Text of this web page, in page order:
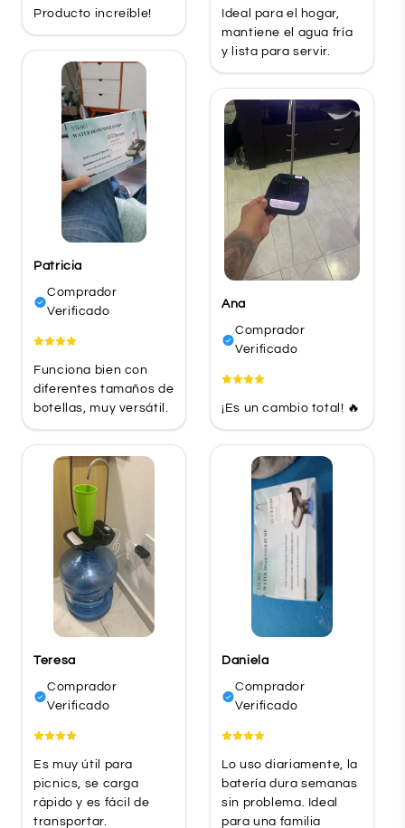
Producto increíble!
Ideal para el hogar,
mantiene el agua fría
y lista para servir.
Patricia
Comprador
Verificado
Funciona bien con
diferentes tamaños de
botellas, muy versátil.
Ana
Comprador
Verificado
¡Es un cambio total! 🔥
Teresa
Comprador
Verificado
Es muy útil para
picnics, se carga
rápido y es fácil de
transportar.
Daniela
Comprador
Verificado
Lo uso diariamente, la
batería dura semanas
sin problema. Ideal
para una familia